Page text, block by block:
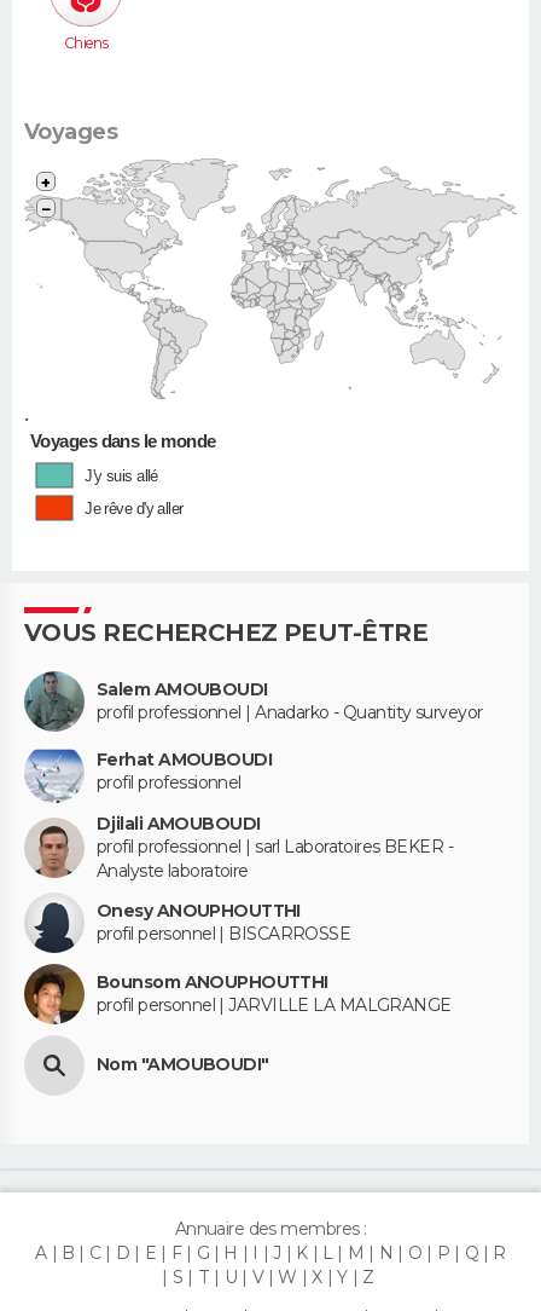
Chiens
Voyages
•
+
−
Voyages dans le monde
J'y suis allé
Je rêve d'y aller
VOUS RECHERCHEZ PEUT-ÊTRE
Salem AMOUBOUDI
profil professionnel | Anadarko - Quantity surveyor
Ferhat AMOUBOUDI
profil professionnel
Djilali AMOUBOUDI
profil professionnel | sarl Laboratoires BEKER -
Analyste laboratoire
Onesy ANOUPHOUTTHI
profil personnel | BISCARROSSE
Bounsom ANOUPHOUTTHI
profil personnel | JARVILLE LA MALGRANGE
Nom "AMOUBOUDI"
Annuaire des membres :
A
B C D E F G H I J K L M N O P Q
R
S
T U V W X Y Z